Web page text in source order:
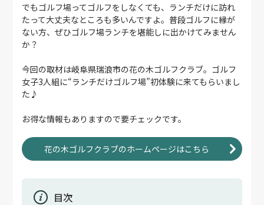
でもゴルフ場ってゴルフをしなくても、ランチだけに訪れ
たって大丈夫なところも多いんですよ。普段ゴルフに縁が
ない方、ぜひゴルフ場ランチを堪能しに出かけてみません
か？
今回の取材は岐阜県瑞浪市の花の木ゴルフクラブ。ゴルフ
女子3人組に“ランチだけゴルフ場”初体験に来てもらいまし
た♪
お得な情報もありますので要チェックです。
花の木ゴルフクラブのホームページはこちら
目次